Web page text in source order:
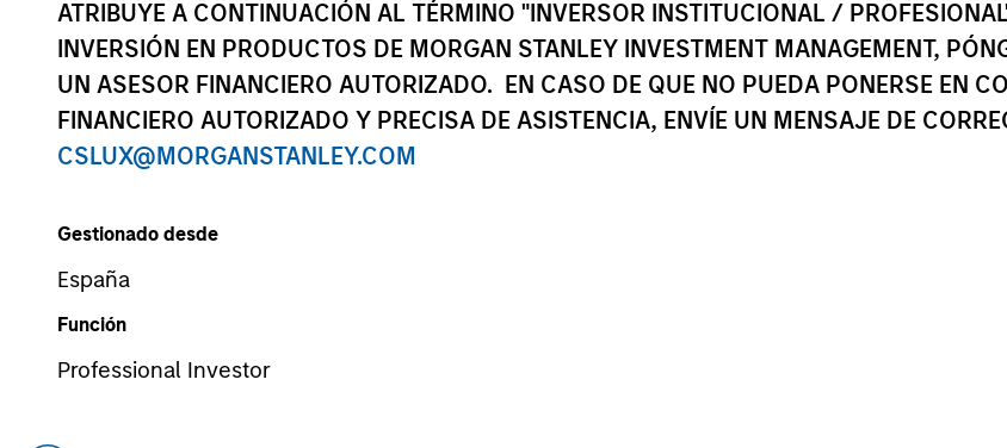
ATRIBUYE A CONTINUACIÓN AL TÉRMINO "INVERSOR INSTITUCIONAL /
INVERSIÓN EN PRODUCTOS DE MORGAN STANLEY INVESTMENT MANAGEMENT,
UN ASESOR FINANCIERO AUTORIZADO. EN CASO DE QUE NO PUEDA PONERSE EN
FINANCIERO AUTORIZADO Y PRECISA DE ASISTENCIA, ENVÍE UN MENSAJE DE
CSLUX@MORGANSTANLEY.COM
Gestionado desde
España
Función
Professional Investor
YEARS OF INDUSTRY EXPERIENCE
39 Years